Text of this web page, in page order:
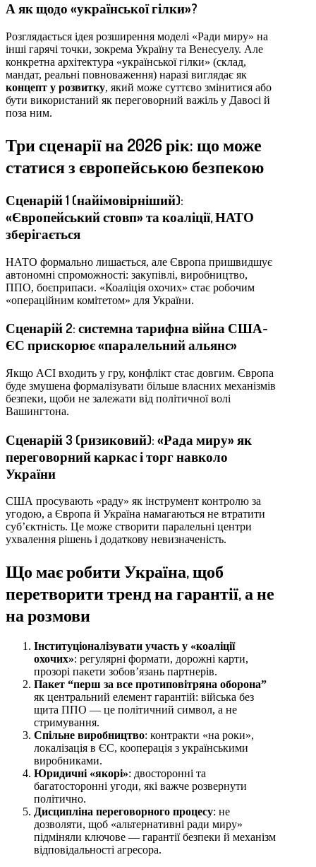
А як щодо «української гілки»?
Розглядається ідея розширення моделі «Ради миру» на
інші гарячі точки, зокрема Україну та Венесуелу. Але
конкретна архітектура «української гілки» (склад,
мандат, реальні повноваження) наразі виглядає як
концепт у розвитку, який може суттєво змінитися або
бути використаний як переговорний важіль у Давосі й
поза ним.
Три сценарії на 2026 рік: що може
статися з європейською безпекою
Сценарій 1 (найімовірніший):
«Європейський стовп» та коаліції, НАТО
зберігається
НАТО формально лишається, але Європа пришвидшує
автономні спроможності: закупівлі, виробництво,
ППО, боєприпаси. «Коаліція охочих» стає робочим
«операційним комітетом» для України.
Сценарій 2: системна тарифна війна США-
ЄС прискорює «паралельний альянс»
Якщо ACI входить у гру, конфлікт стає довгим. Європа
буде змушена формалізувати більше власних механізмів
безпеки, щоби не залежати від політичної волі
Вашингтона.
Сценарій 3 (ризиковий): «Рада миру» як
переговорний каркас і торг навколо
України
США просувають «раду» як інструмент контролю за
угодою, а Європа й Україна намагаються не втратити
суб’єктність. Це може створити паралельні центри
ухвалення рішень і додаткову невизначеність.
Що має робити Україна, щоб
перетворити тренд на гарантії, а не
на розмови
Інституціоналізувати участь у «коаліції
охочих»: регулярні формати, дорожні карти,
прозорі пакети зобов’язань партнерів.
Пакет “перш за все протиповітряна оборона”
як центральний елемент гарантій: війська без
щита ППО — це політичний символ, а не
стримування.
Спільне виробництво: контракти «на роки»,
локалізація в ЄС, кооперація з українськими
виробниками.
Юридичні «якорі»: двосторонні та
багатосторонні угоди, які важче розвернути
політично.
Дисципліна переговорного процесу: не
дозволяти, щоб «альтернативні ради миру»
підміняли ключове — гарантії безпеки й механізм
відповідальності агресора.